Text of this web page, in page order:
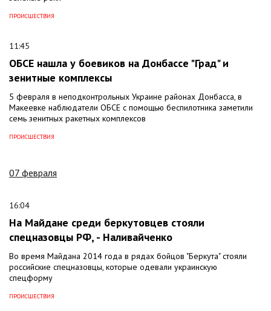
ПРОИСШЕСТВИЯ
11:45
ОБСЕ нашла у боевиков на Донбассе "Град" и
зенитные комплексы
5 февраля в неподконтрольных Украине районах Донбасса, в
Макеевке наблюдатели ОБСЕ с помощью беспилотника заметили
семь зенитных ракетных комплексов
ПРОИСШЕСТВИЯ
07 февраля
16:04
На Майдане среди беркутовцев стояли
спецназовцы РФ, - Наливайченко
Во время Майдана 2014 года в рядах бойцов "Беркута" стояли
российские спецназовцы, которые одевали украинскую
спецформу
ПРОИСШЕСТВИЯ